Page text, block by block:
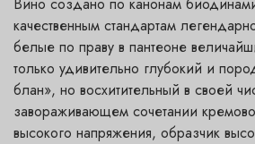
качественным стандартам
белые по праву в пантеоне
только удивительно глубокий и
блан», но восхитительный в своей
завораживающем сочетании
высокого напряжения, образчик